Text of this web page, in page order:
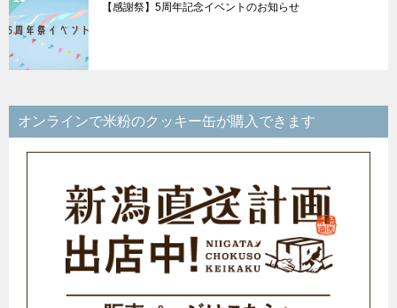
【感謝祭】5周年記念イベントのお知らせ
オンラインで米粉のクッキー缶が購入できます